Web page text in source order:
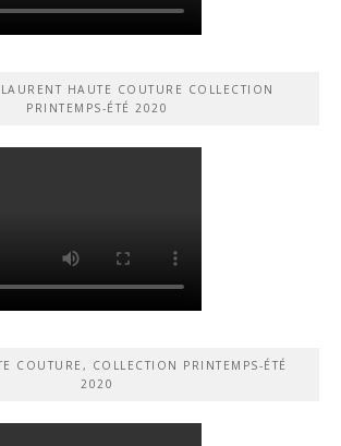
HAUTE COUTURE COLLECTION
PRINTEMPS-ÉTÉ 2020
COUTURE, COLLECTION PRINTEMPS-ÉTÉ
2020